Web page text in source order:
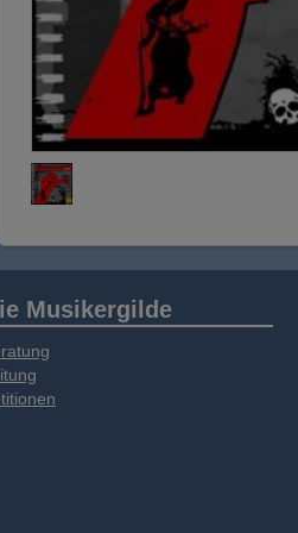
Musikergilde